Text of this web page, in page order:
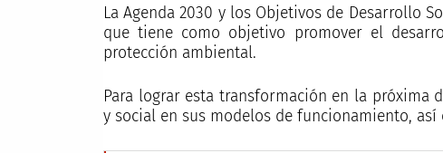
La Agenda 2030 y los Objetivos de Desarrollo
que tiene como objetivo promover el
protección ambiental.
Para lograr esta transformación en la
y social en sus modelos de funcionamiento,